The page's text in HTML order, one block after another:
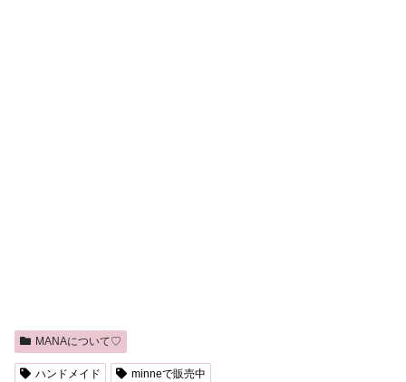
MANAについて♡
ハンドメイド minneで販売中